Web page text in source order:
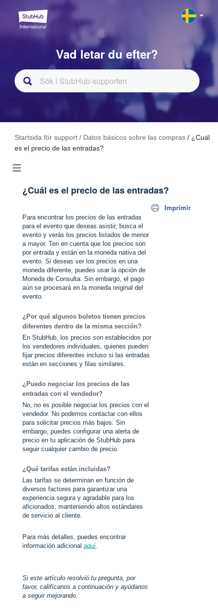
Vad letar du efter?
Startsida för support / Datos básicos sobre las compras / ¿Cuál
es el precio de las entradas?
¿Cuál es el precio de las entradas?
Imprimir
Para encontrar los precios de las entradas
para el evento que deseas asistir, busca el
evento y verás los precios listados de menor
a mayor. Ten en cuenta que los precios son
por entrada y están en la moneda nativa del
evento. Si deseas ver los precios en una
moneda diferente, puedes usar la opción de
Moneda de Consulta. Sin embargo, el pago
aún se procesará en la moneda original del
evento.
¿Por qué algunos boletos tienen precios
diferentes dentro de la misma sección?
En StubHub, los precios son establecidos por
los vendedores individuales, quienes pueden
fijar precios diferentes incluso si las entradas
están en secciones y filas similares.
¿Puedo negociar los precios de las
entradas con el vendedor?
No, no es posible negociar los precios con el
vendedor. No podemos contactar con ellos
para solicitar precios más bajos. Sin
embargo, puedes configurar una alerta de
precio en tu aplicación de StubHub para
seguir cualquier cambio de precio.
¿Qué tarifas están incluidas?
Las tarifas se determinan en función de
diversos factores para garantizar una
experiencia segura y agradable para los
aficionados, manteniendo altos estándares
de servicio al cliente.
Para más detalles, puedes encontrar
información adicional aquí.
Si este artículo resolvió tu pregunta, por
favor, califícanos a continuación y ayúdanos
a seguir mejorando.